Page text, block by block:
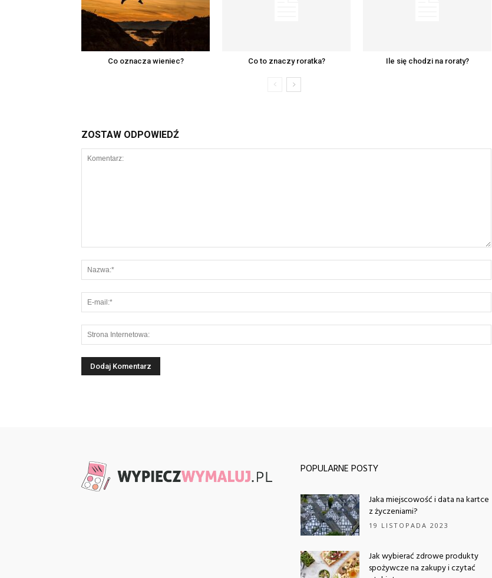
Co oznacza wieniec? Co to znaczy roratka? Ile się chodzi na roraty?
ZOSTAW ODPOWIEDŹ
POPULARNE POSTY
Jaka miejscowość i data na kartce
z życzeniami?
19 LISTOPADA 2023
Jak wybierać zdrowe produkty
spożywcze na zakupy i czytać